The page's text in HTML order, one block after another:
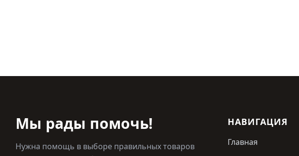
Мы рады помочь!
Нужна помощь в выборе правильных товаров
НАВИГАЦИЯ
Главная